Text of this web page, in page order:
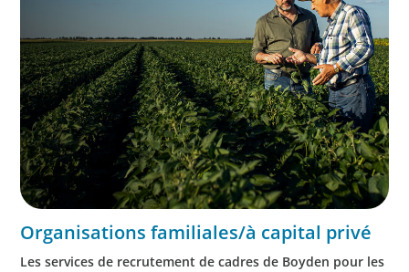
Organisations familiales/à capital privé
Les services de recrutement de cadres de Boyden pour les